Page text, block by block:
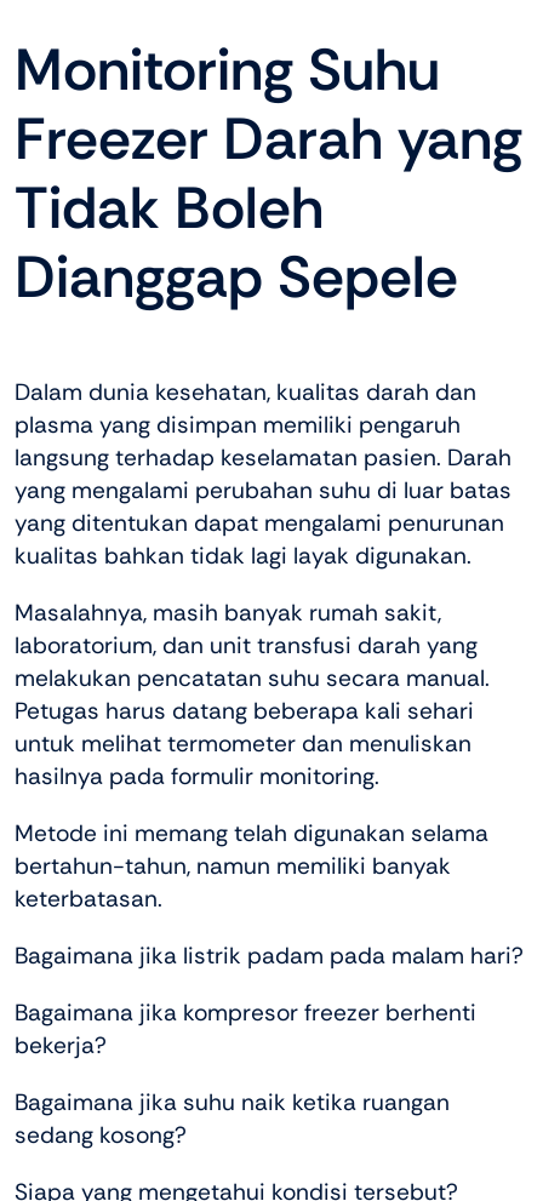
Monitoring Suhu
Freezer Darah yang
Tidak Boleh
Dianggap Sepele
Dalam dunia kesehatan, kualitas darah dan
plasma yang disimpan memiliki pengaruh
langsung terhadap keselamatan pasien. Darah
yang mengalami perubahan suhu di luar batas
yang ditentukan dapat mengalami penurunan
kualitas bahkan tidak lagi layak digunakan.
Masalahnya, masih banyak rumah sakit,
laboratorium, dan unit transfusi darah yang
melakukan pencatatan suhu secara manual.
Petugas harus datang beberapa kali sehari
untuk melihat termometer dan menuliskan
hasilnya pada formulir monitoring.
Metode ini memang telah digunakan selama
bertahun-tahun, namun memiliki banyak
keterbatasan.
Bagaimana jika listrik padam pada malam hari?
Bagaimana jika kompresor freezer berhenti
bekerja?
Bagaimana jika suhu naik ketika ruangan
sedang kosong?
Siapa yang mengetahui kondisi tersebut?